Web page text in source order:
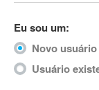
Actimize
ActionScript
ActionScript 3
Eu sou um:
Novo usuário
Usuário